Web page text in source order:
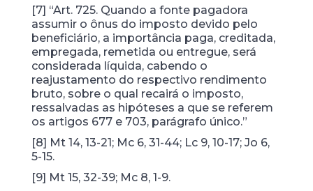
[7] “Art. 725. Quando a fonte pagadora
assumir o ônus do imposto devido pelo
beneficiário, a importância paga, creditada,
empregada, remetida ou entregue, será
considerada líquida, cabendo o
reajustamento do respectivo rendimento
bruto, sobre o qual recairá o imposto,
ressalvadas as hipóteses a que se referem
os artigos 677 e 703, parágrafo único.”
[8] Mt 14, 13-21; Mc 6, 31-44; Lc 9, 10-17; Jo 6,
5-15.
[9] Mt 15, 32-39; Mc 8, 1-9.